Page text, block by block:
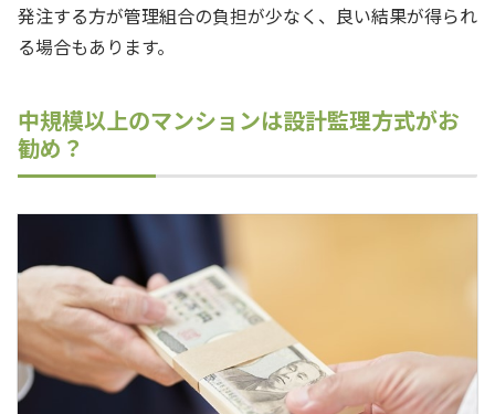
発注する方が管理組合の負担が少なく、良い結果が得られ
る場合もあります。
中規模以上のマンションは設計監理方式がお
勧め？